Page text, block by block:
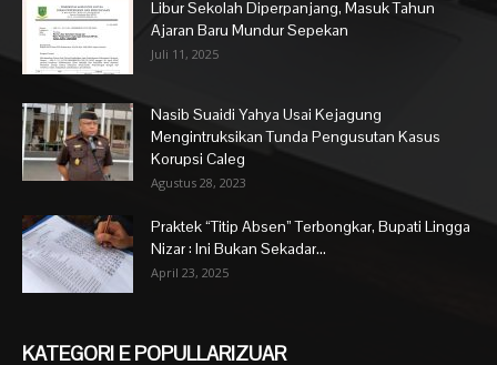
Libur Sekolah Diperpanjang, Masuk Tahun
Ajaran Baru Mundur Sepekan
Juli 11, 2025
Nasib Suaidi Yahya Usai Kejagung
Mengintruksikan Tunda Pengusutan Kasus
Korupsi Caleg
Agustus 28, 2023
Praktek “Titip Absen” Terbongkar, Bupati Lingga
Nizar : Ini Bukan Sekadar...
April 23, 2025
KATEGORI E POPULLARIZUAR